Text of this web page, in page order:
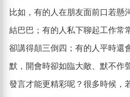
比如，有的人在朋友面前口若懸
結巴巴；有的人私下聊起工作常
卻講得顛三倒四；有的人平時還
默，開會時卻如臨大敵、默不
發言才能更精彩呢？很多時候，